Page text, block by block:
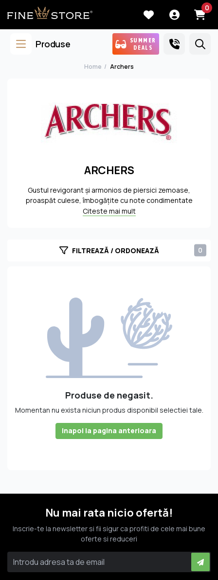
0
Produse
SUMMER
DEALS
Home Archers
ARCHERS
Gustul revigorant şi armonios de piersici zemoase,
proaspăt culese, îmbogăţite cu note condimentate
este responsabil pentru succesul deosebit de care se
etalon al mărcii. Archers a lansat acest sortiment
limonadă, suc de portocale sau suc de merişoare,
precum şi într-un cocktail. Portofoliul Archers cuprinde şi
alte sortimente interesante, cu aromă de fructe. Printre
acestea se numără şi cele din gama Archers Vea, care
se adresează în special publicului feminin datorită
Citeste mai mult
FILTREAZĂ / ORDONEAZĂ 0
Produse de negasit.
Momentan nu exista niciun produs disponibil selectiei tale.
Inapoi la pagina anterioara
Nu mai rata nicio ofertă!
Inscrie-te la newsletter si fii sigur ca profiti de cele mai bune
oferte si reduceri